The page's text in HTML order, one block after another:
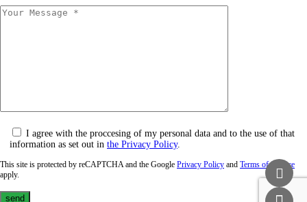
I agree with the proccesing of my personal data and to the use of that
information as set out in the Privacy Policy.
This site is protected by reCAPTCHA and the Google Privacy Policy and Terms of Service
apply.